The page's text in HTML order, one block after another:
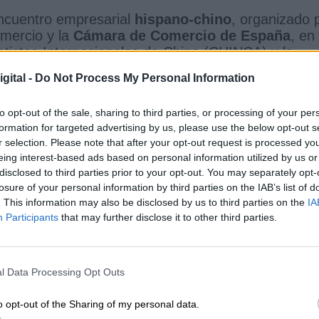
- Do Not Process My Personal Information
opt-out of the sale, sharing to third parties, or processing of your
for targeted advertising by us, please use the below opt-out
selection. Please note that after your opt-out request is processed
interest-based ads based on personal information utilized by us
to third parties prior to your opt-out. You may separately
of your personal information by third parties on the IAB’s list of
This information may also be disclosed by us to third parties on the
Participants that may further disclose it to other third parties.
Data Processing Opt Outs
opt-out of the Sharing of my personal data.
empresarial hispano-chino, organizado
y la Cámara de Comercio de España, en
Internacionales de China (CHINCA) y la
de la Seda, conocido por su nombre en ingles,
45% del PIB mundial,involucra una amplia red
negocio de la Seda China, que en la actualidad
a70 paísesentre los que se encuentran las
Josep Borrell, España participa en este
que se ha perfilado desde laUnión Europea.
visita España busca dar un impulso a la
el geopolítico, el económico, el educativo-
de las máximas autoridades económicas y
junto con España, este proyecto que ya se
el director de laOficina General del